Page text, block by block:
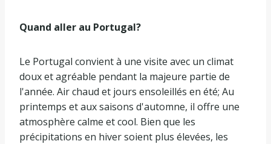
Quand aller au Portugal?
Le Portugal convient à une visite avec un climat
doux et agréable pendant la majeure partie de
l'année. Air chaud et jours ensoleillés en été; Au
printemps et aux saisons d'automne, il offre une
atmosphère calme et cool. Bien que les
précipitations en hiver soient plus élevées, les